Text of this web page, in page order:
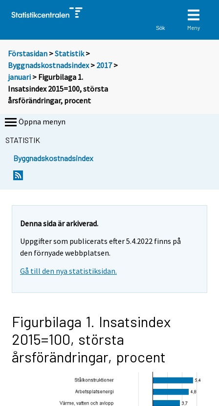
Sök Meny
Förstasidan >Statistik >
Byggnadskostnadsindex> 2017>
januari > Figurbilaga 1.
Insatsindex 2015=100, största
årsförändringar, procent
Öppna menyn
STATISTIK
Byggnadskostnadsindex
Denna sida är arkiverad.
Uppgifter som publicerats efter 5.4.2022 finns på
den förnyade webbplatsen.
Gå till den nya statistiksidan.
Figurbilaga 1. Insatsindex
2015=100, största
årsförändringar, procent